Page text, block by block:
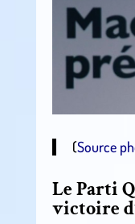
(Source
Le Parti
victoire